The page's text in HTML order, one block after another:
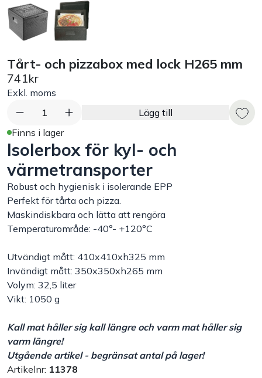
Exponering & servering
Städutrustning
Arbetskläder
Plåtbyte
Handla efter bransch
Varumärken
Outlet
Om Bakers
Kundtjänst
Kontakt
Tårt- och pizzabox med lock H265 mm
741kr
Exkl. moms
1
Lägg till
Finns i lager
Isolerbox för kyl- och
värmetransporter
Robust och hygienisk i isolerande EPP
Perfekt för tårta och pizza.
Maskindiskbara och lätta att rengöra
Temperaturområde: -40°- +120°C
Utvändigt mått: 410x410xh325 mm
Invändigt mått: 350x350xh265 mm
Volym: 32,5 liter
Vikt: 1050 g
Kall mat håller sig kall längre och varm mat håller sig
varm längre!
Utgående artikel - begränsat antal på lager!
Artikelnr: 11378